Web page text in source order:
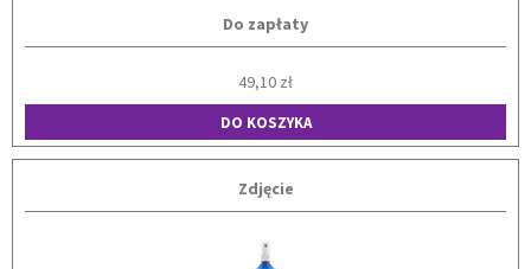
Do zapłaty
49,10 zł
DO KOSZYKA
Zdjęcie